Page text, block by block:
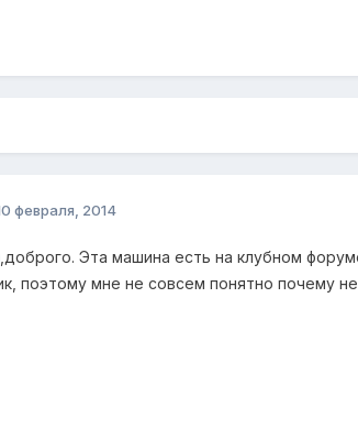
февраля, 2014
,доброго. Эта машина есть на клубном
поэтому мне не совсем понятно почему